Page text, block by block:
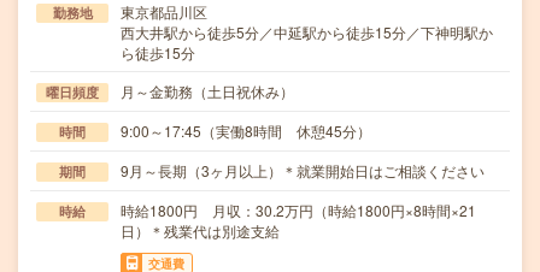
勤務地
東京都品川区
西大井駅から徒歩5分／中延駅から徒歩15分／下神明駅か
ら徒歩15分
曜日頻度 月～金勤務（土日祝休み）
時間 9:00～17:45（実働8時間 休憩45分）
期間 9月～長期（3ヶ月以上）＊就業開始日はご相談ください
時給
時給1800円 月収：30.2万円（時給1800円×8時間×21
日）＊残業代は別途支給
交通費